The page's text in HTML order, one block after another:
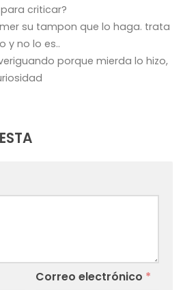
criticar?
su tampon que lo haga. trata
y no lo es..
porque mierda lo hizo,
Correo electrónico *